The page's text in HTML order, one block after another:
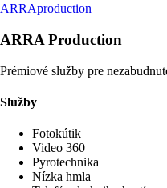
ARRAproduction
ARRA Production
Prémiové služby pre
Služby
Fotokútik
Video 360
Pyrotechnika
Nízka hmla